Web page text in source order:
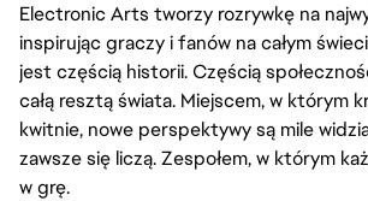
Electronic Arts tworzy rozrywkę na
inspirując graczy i fanów na całym
jest częścią historii. Częścią
całą resztą świata. Miejscem, w którym
kwitnie, nowe perspektywy są mile
zawsze się liczą. Zespołem, w którym
w grę.